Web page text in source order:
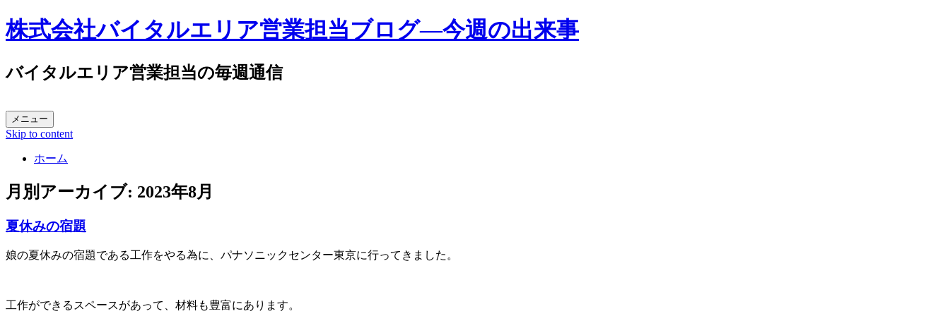
株式会社バイタルエリア営業担当ブログ―今週の出来事
バイタルエリア営業担当の毎週通信
メニュー
Skip to content
ホーム
月別アーカイブ: 2023年8月
夏休みの宿題
娘の夏休みの宿題である工作をやる為に、パナソニックセンター東京に行ってきました。
工作ができるスペースがあって、材料も豊富にあります。